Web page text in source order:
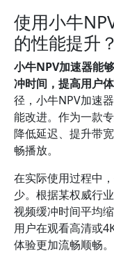
使用小牛
的性能提升？
小牛NPV加速器能
冲时间，提高用户体
径，小牛NPV加速
能改进。作为一款
降低延迟、提升带
畅播放。
在实际使用过程中
少。根据某权威行
视频缓冲时间平均
用户在观看高清或
体验更加流畅顺畅